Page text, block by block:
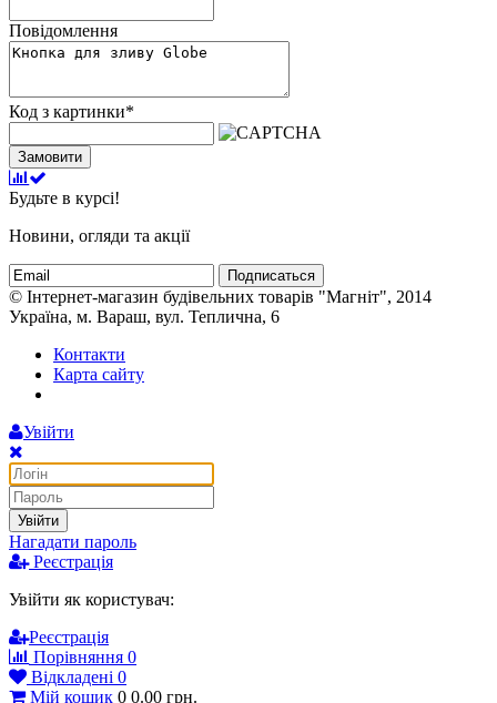
Повідомлення
Код з картинки*
Замовити
Будьте в курсі!
Новини, огляди та акції
Подписаться
© Інтернет-магазин будівельних товарів "Магніт", 2014
Україна, м. Вараш, вул. Теплична, 6
Контакти
Карта сайту
Увійти
Увійти
Нагадати пароль
Реєстрація
Увійти як користувач:
Реєстрація
Порівняння 0
Відкладені 0
Мій кошик 0 0.00 грн.